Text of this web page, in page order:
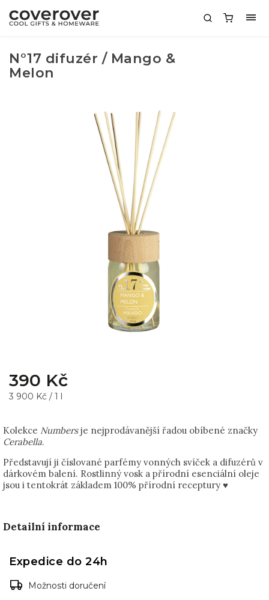
N°17 difuzér / Mango &
Melon
390 Kč
3 900 Kč / 1 l
Kolekce Numbersje nejprodávanější řadou obíbené značky
Cerabella.
Představují ji číslované parfémy vonných svíček a difuzérů v
dárkovém balení. Rostlinný vosk a přírodní esenciální oleje
jsou i tentokrát základem 100% přírodní receptury ♥
Detailní informace
Expedice do 24h
Možnosti doručení